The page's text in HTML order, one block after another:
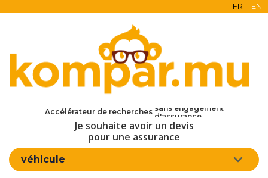
FR EN
Accélérateur de recherches
en ligne
d'assurance
Je souhaite avoir un devis
pour une assurance
véhicule